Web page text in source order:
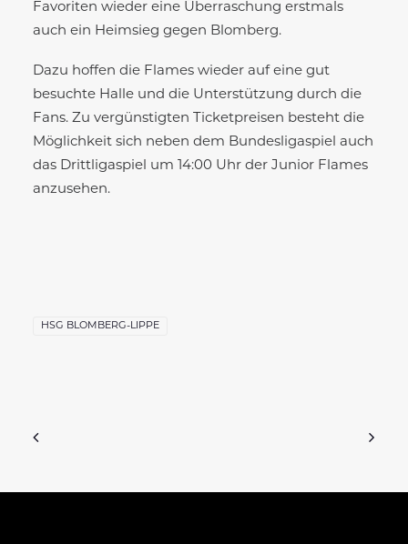
Favoriten wieder eine Überraschung erstmals
auch ein Heimsieg gegen Blomberg.
Dazu hoffen die Flames wieder auf eine gut
besuchte Halle und die Unterstützung durch die
Fans. Zu vergünstigten Ticketpreisen besteht die
Möglichkeit sich neben dem Bundesligaspiel auch
das Drittligaspiel um 14:00 Uhr der Junior Flames
anzusehen.
HSG BLOMBERG-LIPPE